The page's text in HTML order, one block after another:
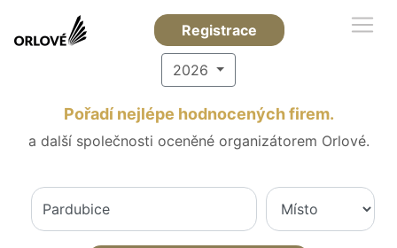
Registrace
2026
Pořadí nejlépe hodnocených firem.
a další společnosti oceněné organizátorem Orlové.